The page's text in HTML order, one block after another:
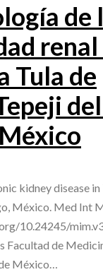
de
Tula de
kidney disease in
México. Med Int
10.24245/
Facultad de
México…